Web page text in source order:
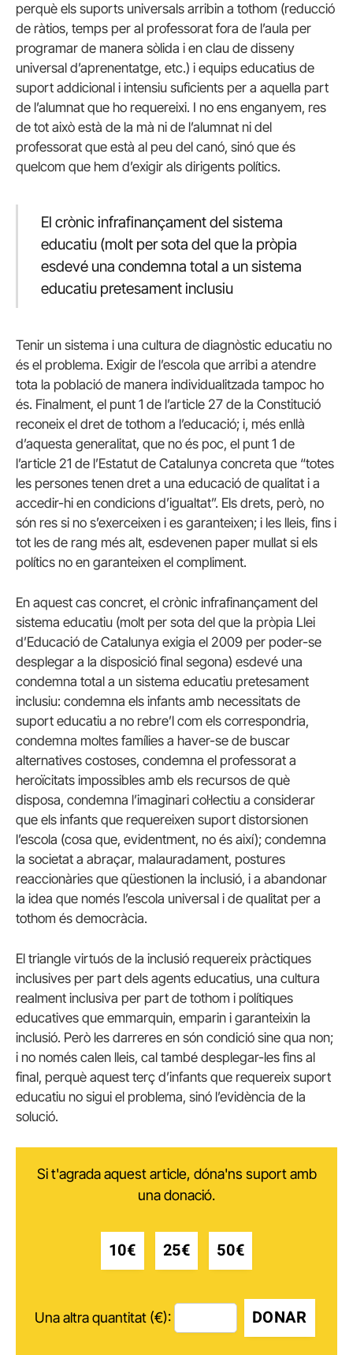
perquè els suports universals arribin a tothom (reducció
de ràtios, temps per al professorat fora de l’aula per
programar de manera sòlida i en clau de disseny
universal d’aprenentatge, etc.) i equips educatius de
suport addicional i intensiu suficients per a aquella part
de l’alumnat que ho requereixi. I no ens enganyem, res
de tot això està de la mà ni de l’alumnat ni del
professorat que està al peu del canó, sinó que és
quelcom que hem d’exigir als dirigents polítics.
El crònic infrafinançament del sistema
educatiu (molt per sota del que la pròpia
esdevé una condemna total a un sistema
educatiu pretesament inclusiu
Tenir un sistema i una cultura de diagnòstic educatiu no
és el problema. Exigir de l’escola que arribi a atendre
tota la població de manera individualitzada tampoc ho
és. Finalment, el punt 1 de l’article 27 de la Constitució
reconeix el dret de tothom a l’educació; i, més enllà
d’aquesta generalitat, que no és poc, el punt 1 de
l’article 21 de l’Estatut de Catalunya concreta que “totes
les persones tenen dret a una educació de qualitat i a
accedir-hi en condicions d’igualtat”. Els drets, però, no
són res si no s’exerceixen i es garanteixen; i les lleis, fins i
tot les de rang més alt, esdevenen paper mullat si els
polítics no en garanteixen el compliment.
En aquest cas concret, el crònic infrafinançament del
sistema educatiu (molt per sota del que la pròpia Llei
d’Educació de Catalunya exigia el 2009 per poder-se
desplegar a la disposició final segona) esdevé una
condemna total a un sistema educatiu pretesament
inclusiu: condemna els infants amb necessitats de
suport educatiu a no rebre’l com els correspondria,
condemna moltes famílies a haver-se de buscar
alternatives costoses, condemna el professorat a
heroïcitats impossibles amb els recursos de què
disposa, condemna l’imaginari col·lectiu a considerar
que els infants que requereixen suport distorsionen
l’escola (cosa que, evidentment, no és així); condemna
la societat a abraçar, malauradament, postures
reaccionàries que qüestionen la inclusió, i a abandonar
la idea que només l’escola universal i de qualitat per a
tothom és democràcia.
El triangle virtuós de la inclusió requereix pràctiques
inclusives per part dels agents educatius, una cultura
realment inclusiva per part de tothom i polítiques
educatives que emmarquin, emparin i garanteixin la
inclusió. Però les darreres en són condició sine qua non;
i no només calen lleis, cal també desplegar-les fins al
final, perquè aquest terç d’infants que requereix suport
educatiu no sigui el problema, sinó l’evidència de la
solució.
Si t'agrada aquest article, dóna'ns suport amb
una donació.
10€ 25€ 50€
Una altra quantitat (€): DONAR